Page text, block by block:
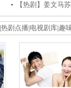
【热剧】姜文马
热剧点播 电视剧库 趣